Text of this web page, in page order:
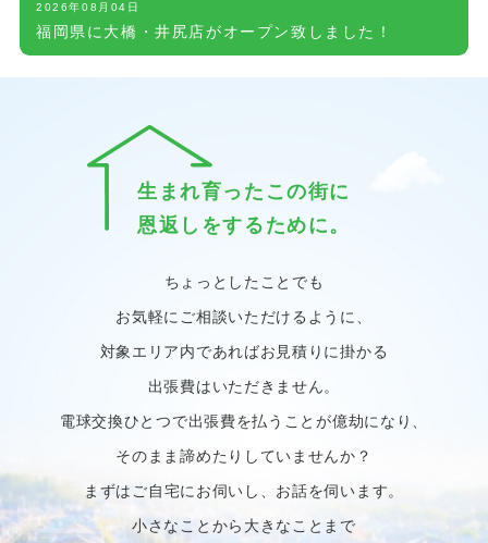
2026年08月04日
福岡県に大橋・井尻店がオープン致しました！
生まれ育ったこの街に
恩返しをするために。
ちょっとしたことでも
お気軽にご相談いただけるように、
対象エリア内であればお見積りに掛かる
出張費はいただきません。
電球交換ひとつで出張費を払うことが億劫になり、
そのまま諦めたりしていませんか？
まずはご自宅にお伺いし、お話を伺います。
小さなことから大きなことまで